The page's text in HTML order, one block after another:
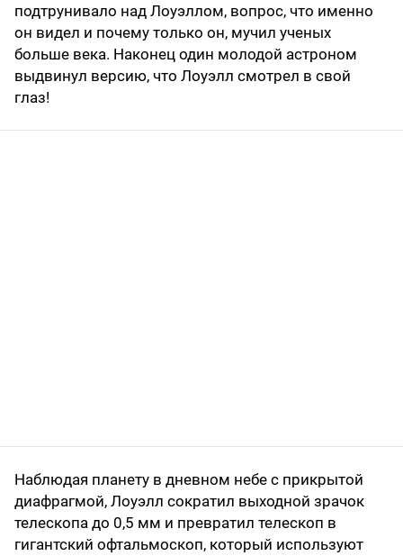
подтрунивало над Лоуэллом, вопрос, что именно
он видел и почему только он, мучил ученых
больше века. Наконец один молодой астроном
выдвинул версию, что Лоуэлл смотрел в свой
глаз!
Наблюдая планету в дневном небе с прикрытой
диафрагмой, Лоуэлл сократил выходной зрачок
телескопа до 0,5 мм и превратил телескоп в
гигантский офтальмоскоп, который используют